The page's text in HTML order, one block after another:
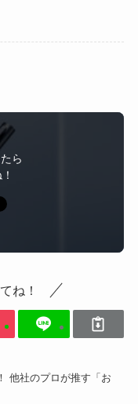
ら
ね！
他社のプロが推す「お